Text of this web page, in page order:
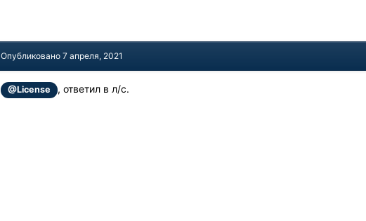
Опубликовано7 апреля, 2021
@License , ответил в л/с.